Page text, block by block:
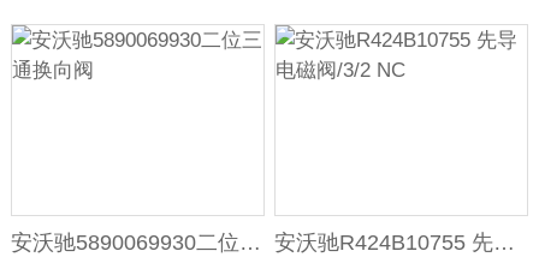
安沃驰5890069930二位三通换向阀 安沃驰R424B10755 先导电磁阀/3/2 NC